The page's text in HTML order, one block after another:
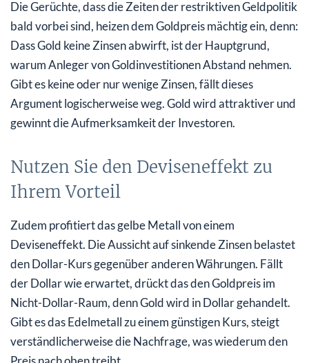
Die Gerüchte, dass die Zeiten der restriktiven Geldpolitik
bald vorbei sind, heizen dem Goldpreis mächtig ein, denn:
Dass Gold keine Zinsen abwirft, ist der Hauptgrund,
warum Anleger von Goldinvestitionen Abstand nehmen.
Gibt es keine oder nur wenige Zinsen, fällt dieses
Argument logischerweise weg. Gold wird attraktiver und
gewinnt die Aufmerksamkeit der Investoren.
Nutzen Sie den Deviseneffekt zu
Ihrem Vorteil
Zudem profitiert das gelbe Metall von einem
Deviseneffekt. Die Aussicht auf sinkende Zinsen belastet
den Dollar-Kurs gegenüber anderen Währungen. Fällt
der Dollar wie erwartet, drückt das den Goldpreis im
Nicht-Dollar-Raum, denn Gold wird in Dollar gehandelt.
Gibt es das Edelmetall zu einem günstigen Kurs, steigt
verständlicherweise die Nachfrage, was wiederum den